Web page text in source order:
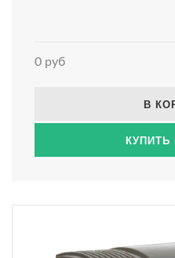
0 руб
В
КУПИТЬ